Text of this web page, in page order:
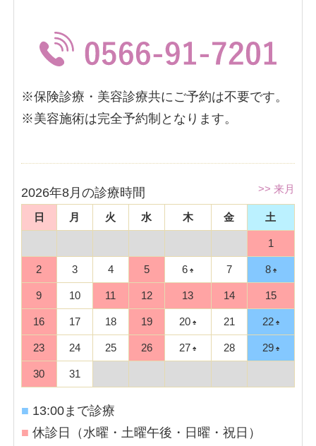
※保険診療・美容診療共にご予約は不要です。
※美容施術は完全予約制となります。
2026年8月の診療時間 >> 来月
日 月 火 水 木 金 土
1
2 3 4 5 6 7 8
9 10 11 12 13 14 15
16 17 18 19 20 21 22
23 24 25 26 27 28 29
30 31
■ 13:00まで診療
■ 休診日（水曜・土曜午後・日曜・祝日）